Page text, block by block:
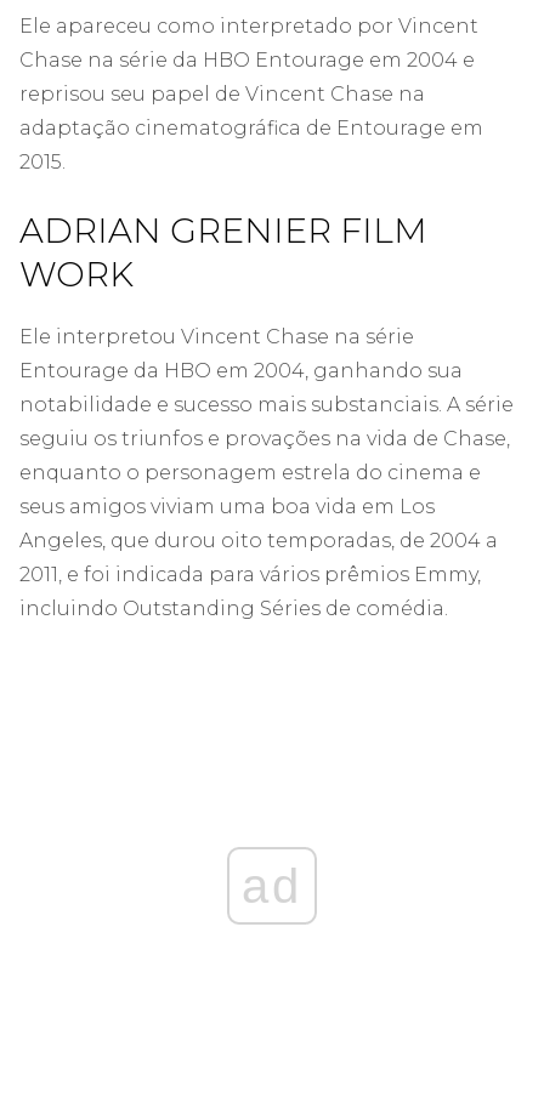
Ele apareceu como interpretado por Vincent
Chase na série da HBO Entourage em 2004 e
reprisou seu papel de Vincent Chase na
adaptação cinematográfica de Entourage em
2015.
ADRIAN GRENIER FILM
WORK
Ele interpretou Vincent Chase na série
Entourage da HBO em 2004, ganhando sua
notabilidade e sucesso mais substanciais. A série
seguiu os triunfos e provações na vida de Chase,
enquanto o personagem estrela do cinema e
seus amigos viviam uma boa vida em Los
Angeles, que durou oito temporadas, de 2004 a
2011, e foi indicada para vários prêmios Emmy,
incluindo Outstanding Séries de comédia.
ad